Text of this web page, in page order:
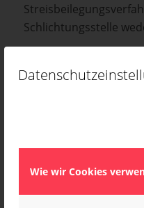
Wie wir Cookies
Schlichtungsstelle
Haftung für Inhalte
nicht verpflichtet,
fremde Informationen